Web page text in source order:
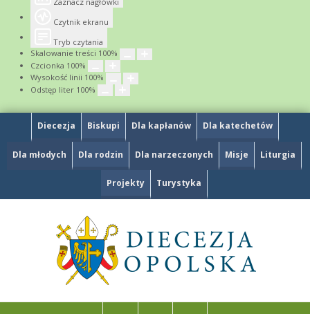
Czytnik ekranu
Tryb czytania
Skalowanie treści 100%
Czcionka 100%
Wysokość linii 100%
Odstęp liter 100%
Diecezja Biskupi Dla kapłanów Dla katechetów
Dla młodych Dla rodzin Dla narzeczonych Misje Liturgia
Projekty Turystyka